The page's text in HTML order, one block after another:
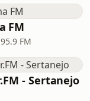
FM
FM
- Sertanejo